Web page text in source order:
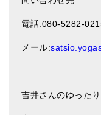
電話:080-5282-
メール:
吉井さんのゆった